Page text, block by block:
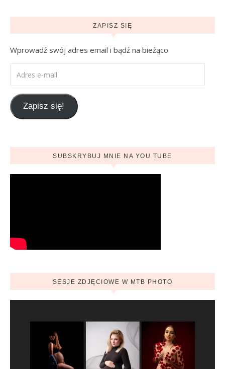
ZAPISZ SIĘ
Wprowadź swój adres email i bądź na bieżąco
Zapisz się!
SUBSKRYBUJ MNIE NA YOU TUBE
SESJE ZDJĘCIOWE W MTB PHOTO